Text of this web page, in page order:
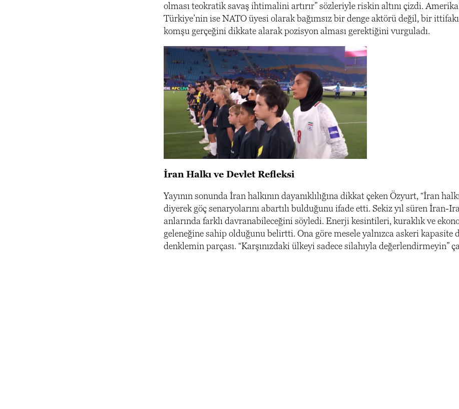
olması teokratik savaş ihtimalini artırır” sözleriyle riskin altını çizdi.
Türkiye’nin ise NATO üyesi olarak bağımsız bir denge aktörü değil, bir
komşu gerçeğini dikkate alarak pozisyon alması gerektiğini vurguladı.
İran Halkı ve Devlet Refleksi
Yayının sonunda İran halkının dayanıklılığına dikkat çeken Özyurt, “İran
diyerek göç senaryolarını abartılı bulduğunu ifade etti. Sekiz yıl süren İran-
anlarında farklı davranabileceğini söyledi. Enerji kesintileri, kuraklık ve
geleneğine sahip olduğunu belirtti. Ona göre mesele yalnızca askeri
denklemin parçası. “Karşınızdaki ülkeyi sadece silahıyla değerlendirmeyin”